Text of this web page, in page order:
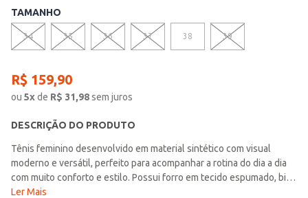
TAMANHO
34 35 36 37 38 39
R$ 159,90
ou 5xde R$ 31,98sem juros
DESCRIÇÃO DO PRODUTO
Tênis feminino desenvolvido em material sintético com visual
moderno e versátil, perfeito para acompanhar a rotina do dia a dia
com muito conforto e estilo. Possui forro em tecido espumado, bico
redondo, ajuste por cadarço, palmilha macia e solado
Ler Mais